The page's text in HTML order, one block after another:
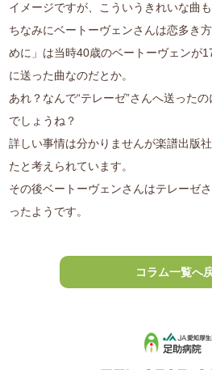
イメージですが、こういうきれいな曲
ちなみにベートーヴェンさんは恋多き
めに」は当時40歳のベートーヴェンが
に送った曲なのだとか。
あれ？なんで“テレーゼ”さんへ送った
でしょうね？
詳しい事情は分かりませんが楽譜出版
たと考えられています。
その後ベートーヴェンさんはテレーゼ
ったようです。
コラム一覧へ